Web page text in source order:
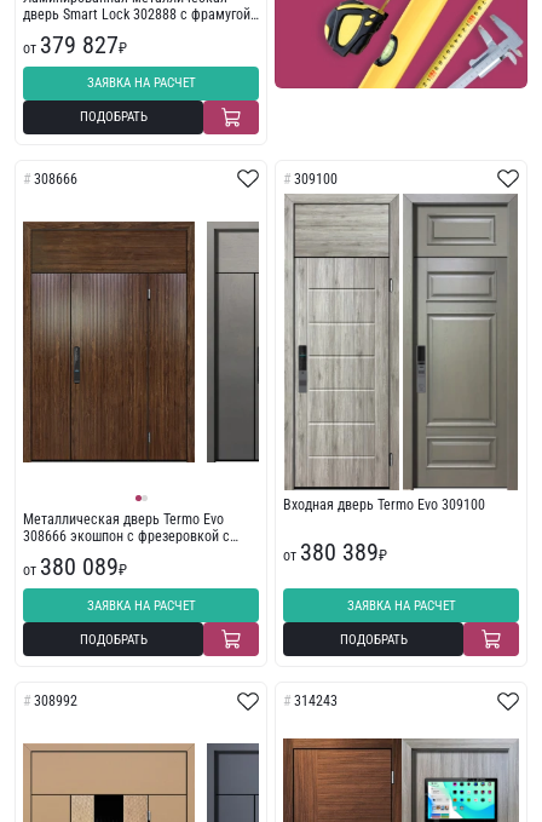
дверь Smart Lock 302888 с фрамугой
от 379 827₽
ЗАЯВКА НА РАСЧЕТ
ПОДОБРАТЬ
308666
Металлическая дверь Termo Evo
308666 экошпон с фрезеровкой с
от 380 089₽
ЗАЯВКА НА РАСЧЕТ
ПОДОБРАТЬ
309100
Входная дверь Termo Evo 309100
от 380 389₽
ЗАЯВКА НА РАСЧЕТ
ПОДОБРАТЬ
308992 314243